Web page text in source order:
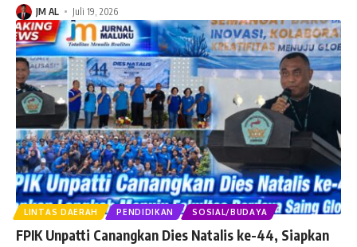
JM AL Juli 19, 2026
LINTAS DAERAH PENDIDIKAN SOSIAL/BUDAYA
FPIK Unpatti Canangkan Dies Natalis ke-44, Siapkan